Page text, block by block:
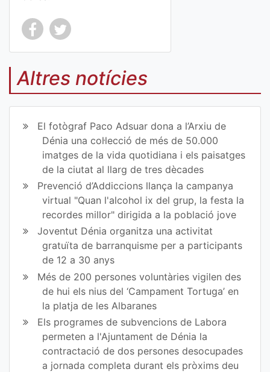
Co
mp
art
ir
en
Fa
ce
bo
ok
Co
mp
art
ir
en
Tw
itt
er
Altres notícies
El fotògraf Paco Adsuar dona a l’Arxiu de
Dénia una col·lecció de més de 50.000
imatges de la vida quotidiana i els paisatges
de la ciutat al llarg de tres dècades
Prevenció d’Addiccions llança la campanya
virtual "Quan l'alcohol ix del grup, la festa la
recordes millor" dirigida a la població jove
Joventut Dénia organitza una activitat
gratuïta de barranquisme per a participants
de 12 a 30 anys
Més de 200 persones voluntàries vigilen des
de hui els nius del ‘Campament Tortuga’ en
la platja de les Albaranes
Els programes de subvencions de Labora
permeten a l'Ajuntament de Dénia la
contractació de dos persones desocupades
a jornada completa durant els pròxims deu